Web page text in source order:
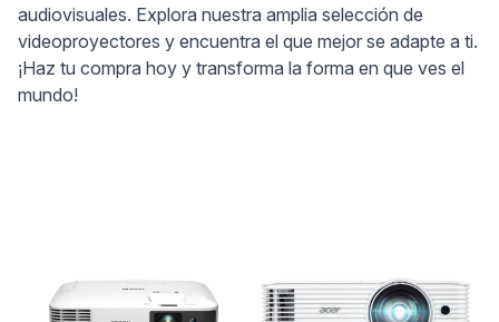
audiovisuales. Explora nuestra amplia selección de
videoproyectores y encuentra el que mejor se adapte a ti.
¡Haz tu compra hoy y transforma la forma en que ves el
mundo!